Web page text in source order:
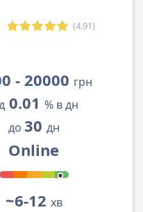
(4.91)
- 20000 грн
0.01 % в дн
до 30 дн
Online
~6-12 хв